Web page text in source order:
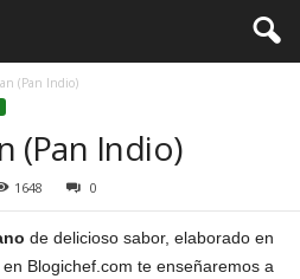
(Pan Indio)
(Pan Indio)
1648 0
de delicioso sabor, elaborado en
Blogichef.com te enseñaremos a